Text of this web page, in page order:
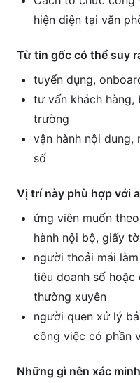
hiện diện tại văn
Từ tin gốc có thể suy
tuyển dụng,
tư vấn khách hàng,
trường
vận hành nội
số
Vị trí này phù hợp với
ứng viên muốn
hành nội bộ, giấy
người thoải mái
tiêu doanh số
thường xuyên
người quen xử lý
công việc có phần
Những gì nên xác